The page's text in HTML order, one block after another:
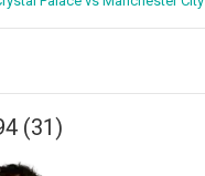
(31)